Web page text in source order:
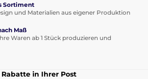
Sortiment
und Materialien aus eigener Produktion
Maß
Waren ab 1 Stück produzieren und
in Ihrer Post